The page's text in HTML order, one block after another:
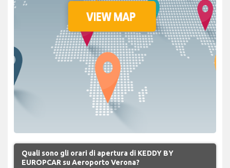
Quali sono gli orari di apertura di KEDDY BY
EUROPCAR su Aeroporto Verona?